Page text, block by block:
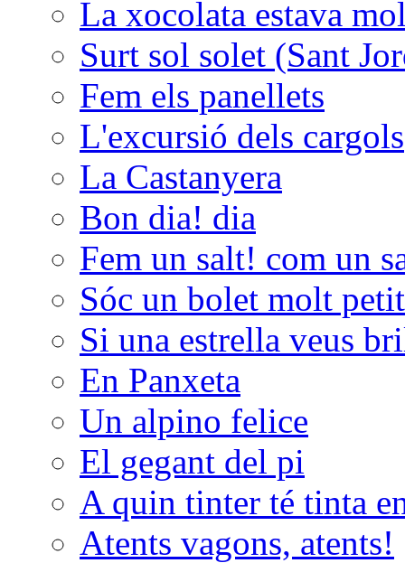
La xocolata estava
Surt sol solet (Sant
Fem els panellets
L'excursió dels cargols
La Castanyera
Bon dia! dia
Fem un salt! com un
Sóc un bolet molt
Si una estrella veus
En Panxeta
Un alpino felice
El gegant del pi
A quin tinter té tinta
Atents vagons, atents!